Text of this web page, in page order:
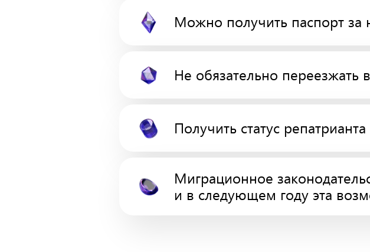
Не обязательно переезжать
Можно получить паспорт за
Получить статус
Миграционное
и в следующем году эта